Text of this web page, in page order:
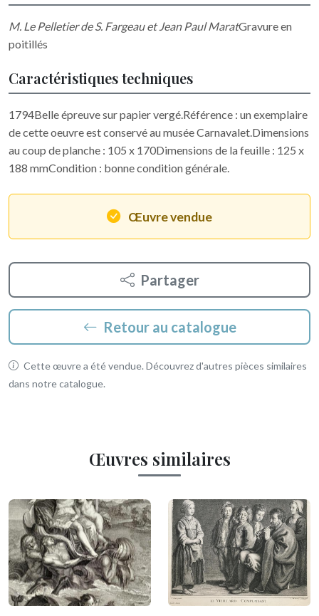
M. Le Pelletier de S. Fargeau et Jean Paul MaratGravure en
poitillés
Caractéristiques techniques
1794Belle épreuve sur papier vergé.Référence : un exemplaire
de cette oeuvre est conservé au musée Carnavalet.Dimensions
au coup de planche : 105 x 170Dimensions de la feuille : 125 x
188 mmCondition : bonne condition générale.
Œuvre vendue
Partager
Retour au catalogue
Cette œuvre a été vendue. Découvrez d'autres pièces similaires
dans notre catalogue.
Œuvres similaires